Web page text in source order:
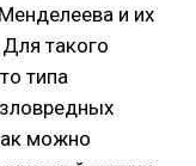
и их
такого
типа
можно